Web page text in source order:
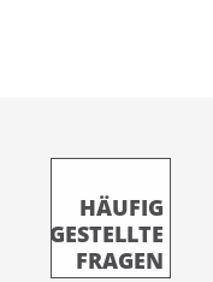
HÄUFIG
GESTELLTE
FRAGEN